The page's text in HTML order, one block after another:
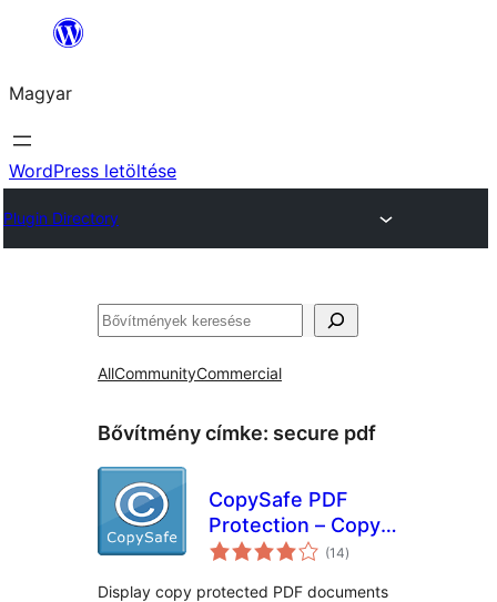
Ugrás
tartalomhoz
Magyar
WordPress letöltése
Plugin Directory
Keresés
AllCommunityCommercial
Bővítmény címke: secure pdf
CopySafe PDF
Protection – Copy
Protect PDF (14értékelés
összesen
)
Display copy protected PDF documents